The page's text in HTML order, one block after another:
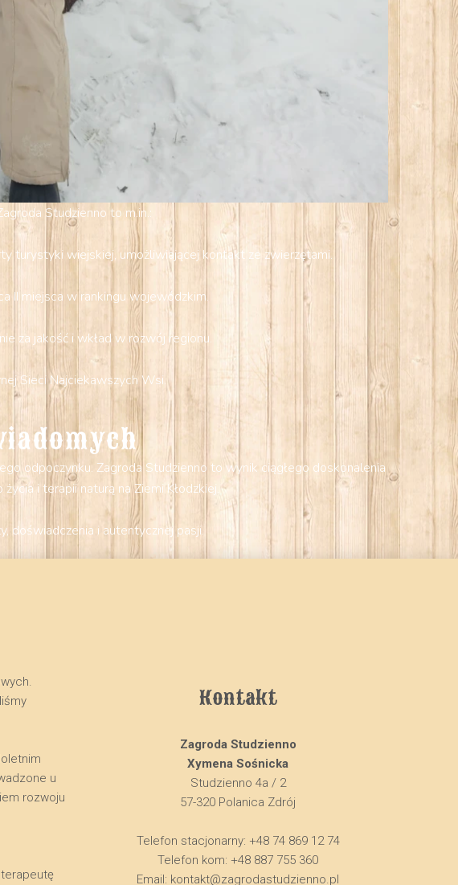
Studzienno to m.in.:
turystyki wiejskiej, umożliwiającej kontakt ze zwierzętami.
II miejsca w rankingu wojewódzkim.
za jakość i wkład w rozwój regionu.
Sieci Najciekawszych Wsi.
odpoczynku. Zagroda Studzienno to wynik ciągłego doskonalenia
i terapii naturą na Ziemi Kłodzkiej.
doświadczenia i autentycznej pasji.
u
rozwoju
Kontakt
Zagroda Studzienno
Xymena Sośnicka
Studzienno 4a / 2
57-320 Polanica Zdrój
Telefon stacjonarny: +48 74 869 12 74
Telefon kom: +48 887 755 360
Email: kontakt@zagrodastudzienno.pl